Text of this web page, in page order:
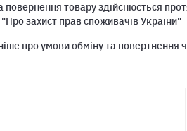
повернення товару здійснюється
"Про захист прав споживачів України"
про умови обміну та повертнення